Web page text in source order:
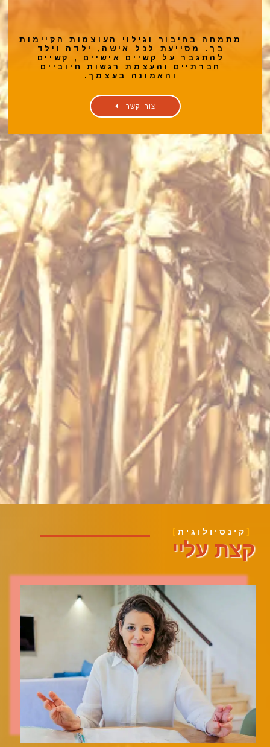
מתמחה בחיבור וגילוי העוצמות הקיימות
בך. מסייעת לכל אישה, ילדה וילד
להתגבר על קשיים אישיים , קשיים
חברתיים והעצמת רגשות חיוביים
והאמונה בעצמך.
צור קשר
קינסיולוגית
קצת עליי